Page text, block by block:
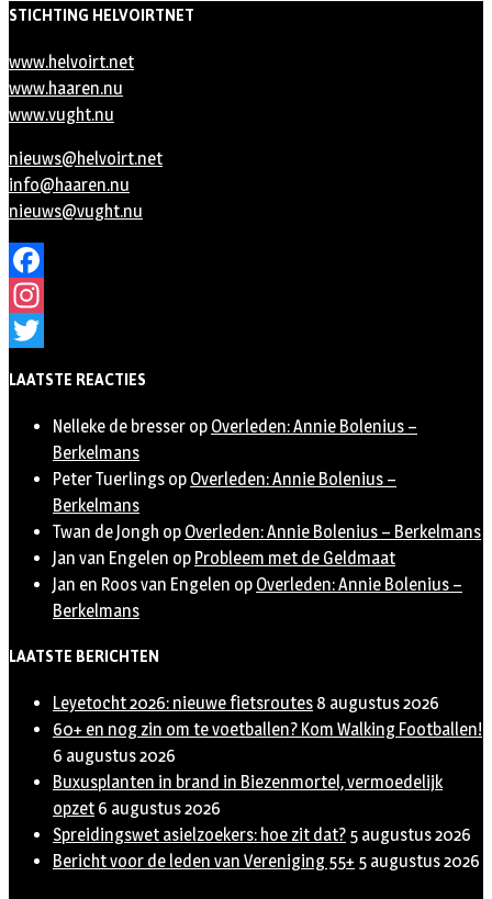
STICHTING HELVOIRTNET
www.helvoirt.net
www.haaren.nu
www.vught.nu
nieuws@helvoirt.net
info@haaren.nu
nieuws@vught.nu
Facebook
Instagram
LAATSTE REACTIES
Nelleke de bresser op Overleden: Annie Bolenius –
Berkelmans
Peter Tuerlings op Overleden: Annie Bolenius –
Berkelmans
Twan de Jongh op Overleden: Annie Bolenius – Berkelmans
Jan van Engelen op Probleem met de Geldmaat
Jan en Roos van Engelen op Overleden: Annie Bolenius –
Berkelmans
LAATSTE BERICHTEN
Leyetocht 2026: nieuwe fietsroutes 8 augustus 2026
60+ en nog zin om te voetballen? Kom Walking Footballen!
6 augustus 2026
Buxusplanten in brand in Biezenmortel, vermoedelijk
opzet 6 augustus 2026
Spreidingswet asielzoekers: hoe zit dat? 5 augustus 2026
Bericht voor de leden van Vereniging 55+ 5 augustus 2026